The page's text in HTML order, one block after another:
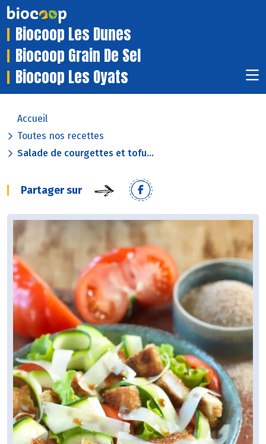
Biocoop Les Dunes
Biocoop Grain De Sel
Biocoop Les Oyats
Accueil
Toutes nos recettes
Salade de courgettes et tofu...
Partager sur